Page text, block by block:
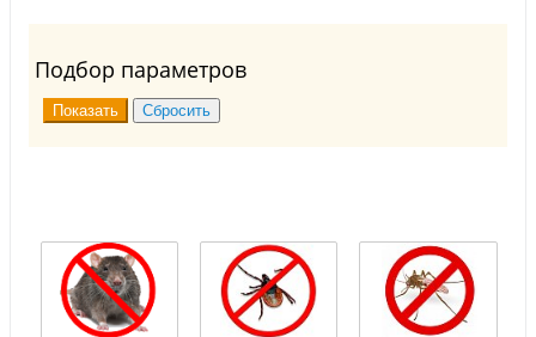
Подбор параметров